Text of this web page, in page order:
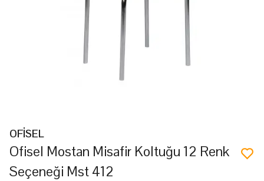
OFİSEL
Ofisel Mostan Misafir Koltuğu 12 Renk
Seçeneği Mst 412